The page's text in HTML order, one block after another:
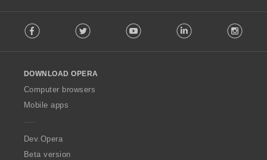
o
w
O
p
a
Facebook Twitter Youtube LinkedIn
DOWNLOAD OPERA
Computer browsers
Mobile apps
Dev.Opera
Beta version